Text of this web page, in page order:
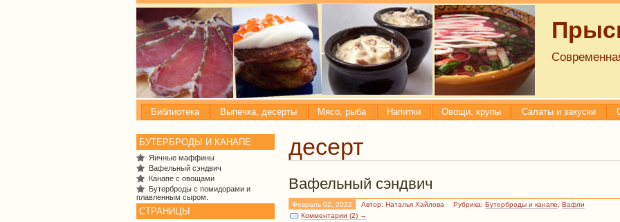
Библиотека Выпечка, десерты Мясо, рыба Напитки Овощи, крупы Салаты и закуски
десерт
Вафельный сэндвич
Февраль 02, 2022 Автор: Наталья Хайлова Рубрика: Бутерброды и канапе
Вафли
Комментарии (2) →
БУТЕРБРОДЫ И КАНАПЕ
Яичные маффины
Вафельный сэндвич
Канапе с овощами
Бутерброды с помидорами и
плавленным сыром.
СТРАНИЦЫ